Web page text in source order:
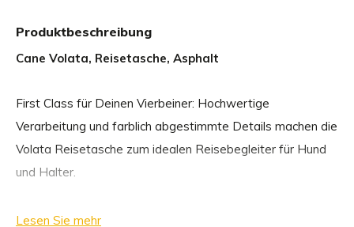
Produktbeschreibung
Cane Volata, Reisetasche, Asphalt
First Class für Deinen Vierbeiner: Hochwertige
Verarbeitung und farblich abgestimmte Details machen die
Volata Reisetasche zum idealen Reisebegleiter für Hund
und Halter.
Durch Reißverschlüsse lässt sich die Hundereisetasche
Lesen Sie mehr